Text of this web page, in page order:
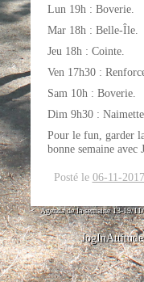
Lun 19h : Boverie.
Mar 18h : Belle-Île.
Jeu 18h : Cointe.
Ven 17h30 :
Sam 10h : Boverie.
Dim 9h30 : Naimette.
Pour le fun, garder
bonne semaine avec
Posté le 06-11-2017
<Agenda de la semaine 13-19/